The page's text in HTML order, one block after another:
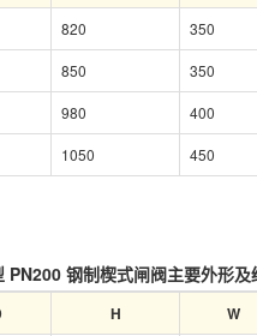
820 350
850 350
980 400
1050 450
钢制楔式闸阀主要外形
H W